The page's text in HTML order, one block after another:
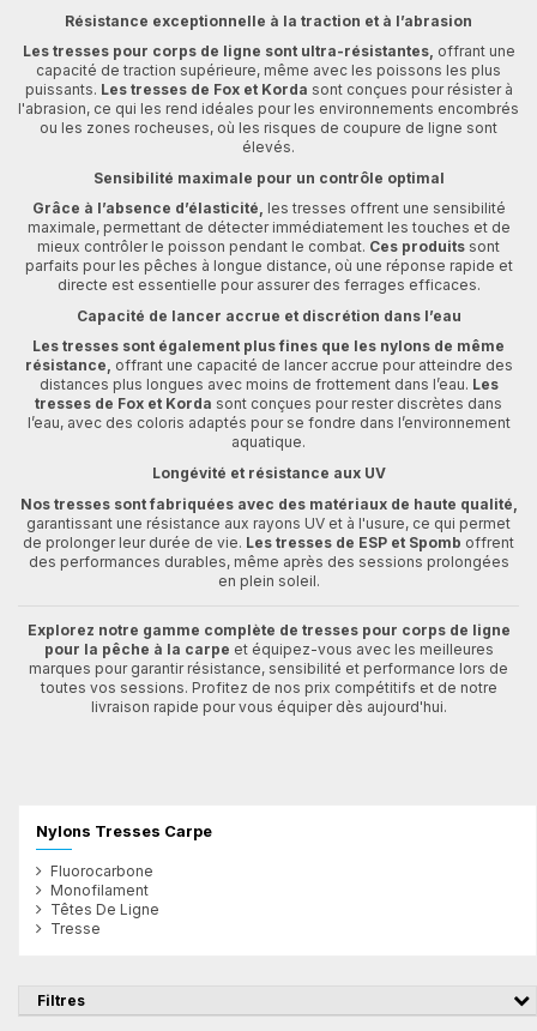
Résistance exceptionnelle à la traction et à l’abrasion
Les tresses pour corps de ligne sont ultra-résistantes, offrant une
capacité de traction supérieure, même avec les poissons les plus
puissants. Les tresses de Fox et Korda sont conçues pour résister à
l'abrasion, ce qui les rend idéales pour les environnements encombrés
ou les zones rocheuses, où les risques de coupure de ligne sont
élevés.
Sensibilité maximale pour un contrôle optimal
Grâce à l’absence d’élasticité, les tresses offrent une sensibilité
maximale, permettant de détecter immédiatement les touches et de
mieux contrôler le poisson pendant le combat. Ces produits sont
parfaits pour les pêches à longue distance, où une réponse rapide et
directe est essentielle pour assurer des ferrages efficaces.
Capacité de lancer accrue et discrétion dans l’eau
Les tresses sont également plus fines que les nylons de même
résistance, offrant une capacité de lancer accrue pour atteindre des
distances plus longues avec moins de frottement dans l’eau. Les
tresses de Fox et Korda sont conçues pour rester discrètes dans
l’eau, avec des coloris adaptés pour se fondre dans l’environnement
aquatique.
Longévité et résistance aux UV
Nos tresses sont fabriquées avec des matériaux de haute qualité,
garantissant une résistance aux rayons UV et à l'usure, ce qui permet
de prolonger leur durée de vie. Les tresses de ESP et Spomb offrent
des performances durables, même après des sessions prolongées
en plein soleil.
Explorez notre gamme complète de tresses pour corps de ligne
pour la pêche à la carpe et équipez-vous avec les meilleures
marques pour garantir résistance, sensibilité et performance lors de
toutes vos sessions. Profitez de nos prix compétitifs et de notre
livraison rapide pour vous équiper dès aujourd'hui.
Nylons Tresses Carpe
Fluorocarbone
Monofilament
Têtes De Ligne
Tresse
Filtres